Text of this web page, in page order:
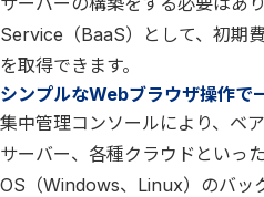
Service（BaaS）として、初期
を取得できます。
シンプルなWebブラウザ操作で
集中管理コンソールにより、ベ
サーバー、各種クラウドといっ
OS（Windows、Linux）のバッ